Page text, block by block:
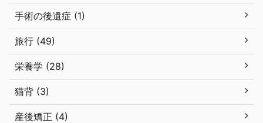
手術の後遺症 (1)
旅行 (49)
栄養学 (28)
猫背 (3)
産後矯正 (4)